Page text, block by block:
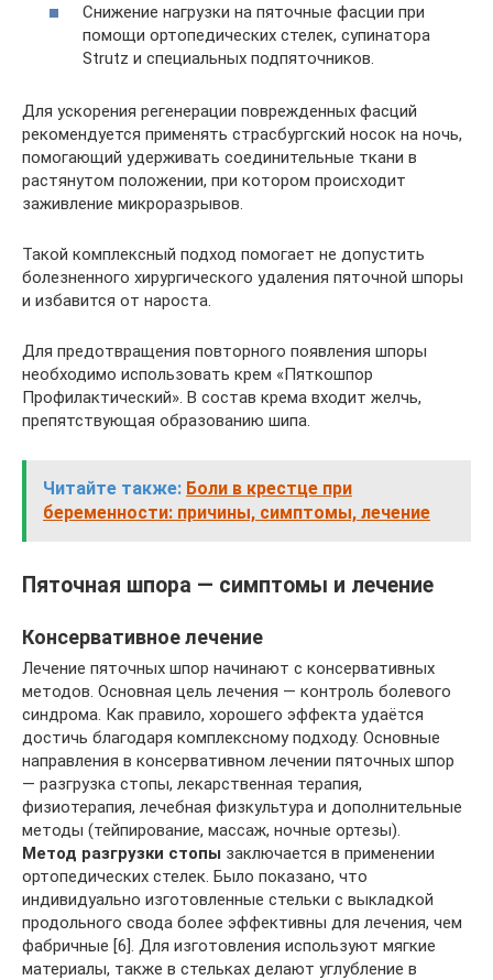
Снижение нагрузки на пяточные фасции при
помощи ортопедических стелек, супинатора
Strutz и специальных подпяточников.
Для ускорения регенерации поврежденных фасций
рекомендуется применять страсбургский носок на ночь,
помогающий удерживать соединительные ткани в
растянутом положении, при котором происходит
заживление микроразрывов.
Такой комплексный подход помогает не допустить
болезненного хирургического удаления пяточной шпоры
и избавится от нароста.
Для предотвращения повторного появления шпоры
необходимо использовать крем «Пяткошпор
Профилактический». В состав крема входит желчь,
препятствующая образованию шипа.
Читайте также: Боли в крестце при
беременности: причины, симптомы, лечение
Пяточная шпора — симптомы и лечение
Консервативное лечение
Лечение пяточных шпор начинают с консервативных
методов. Основная цель лечения — контроль болевого
синдрома. Как правило, хорошего эффекта удаётся
достичь благодаря комплексному подходу. Основные
направления в консервативном лечении пяточных шпор
— разгрузка стопы, лекарственная терапия,
физиотерапия, лечебная физкультура и дополнительные
методы (тейпирование, массаж, ночные ортезы).
Метод разгрузки стопы заключается в применении
ортопедических стелек. Было показано, что
индивидуально изготовленные стельки с выкладкой
продольного свода более эффективны для лечения, чем
фабричные [6]. Для изготовления используют мягкие
материалы, также в стельках делают углубление в